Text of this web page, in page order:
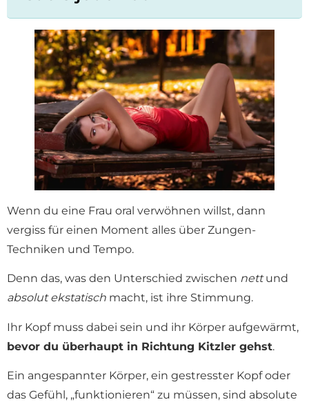
Wenn du eine Frau oral verwöhnen willst, dann
vergiss für einen Moment alles über Zungen-
Techniken und Tempo.
Denn das, was den Unterschied zwischen nettund
absolut ekstatisch macht, ist ihre Stimmung.
Ihr Kopf muss dabei sein und ihr Körper aufgewärmt,
bevor du überhaupt in Richtung Kitzler gehst.
Ein angespannter Körper, ein gestresster Kopf oder
das Gefühl, „funktionieren“ zu müssen, sind absolute